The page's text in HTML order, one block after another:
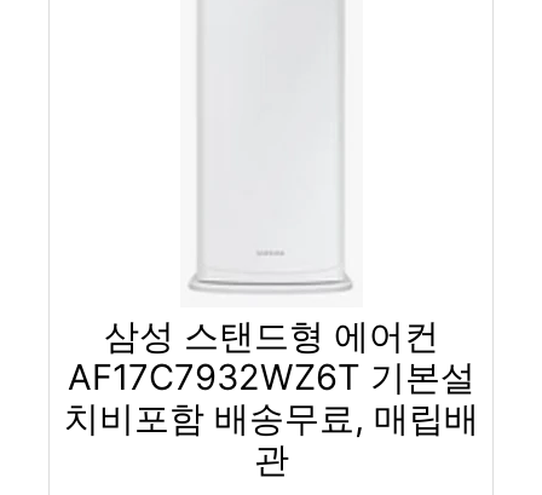
삼성 스탠드형 에어컨
AF17C7932WZ6T 기본설
치비포함 배송무료, 매립배
관